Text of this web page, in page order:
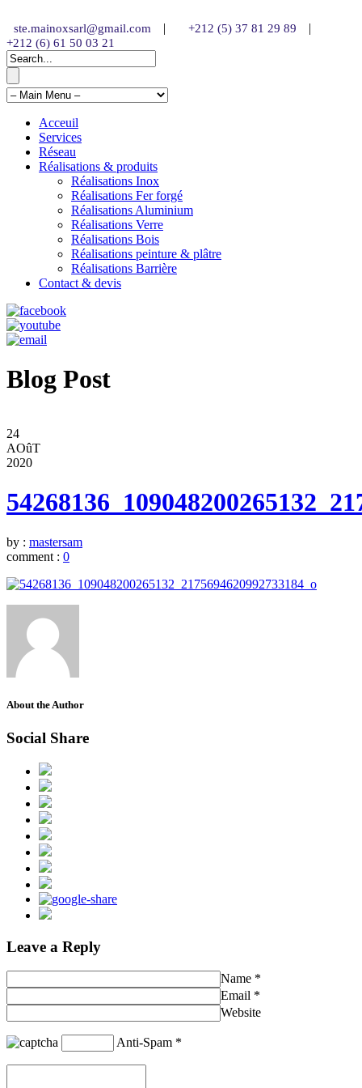
ste.mainoxsarl@gmail.com | +212 (5) 37 81 29 89 |
+212 (6) 61 50 03 21
Acceuil
Services
Réseau
Réalisations & produits
Réalisations Inox
Réalisations Fer forgé
Réalisations Aluminium
Réalisations Verre
Réalisations Bois
Réalisations peinture & plâtre
Réalisations Barrière
Contact & devis
Blog Post
24
AOûT
2020
by : mastersam
comment : 0
About the Author
Social Share
Leave a Reply
Name *
Email *
Website
Anti-Spam *